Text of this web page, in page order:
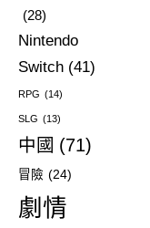
(28)
Nintendo
Switch (41)
RPG (14)
SLG (13)
中國 (71)
冒險 (24)
劇情